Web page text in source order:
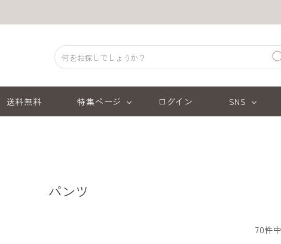
送料無料 特集ページ ログイン SNS
パンツ
70件中